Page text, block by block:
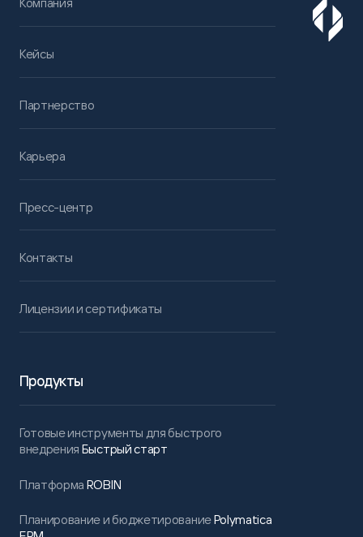
Компания
Кейсы
Партнерство
Карьера
Пресс-центр
Контакты
Лицензии и сертификаты
Продукты
Готовые инструменты для быстрого
внедрения Быстрый старт
Платформа ROBIN
Планирование и бюджетированиеPolymatica